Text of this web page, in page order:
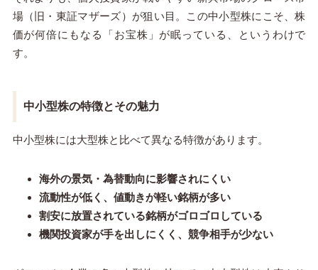
場（旧・東証マザーズ）が狙い目。この中小型株にこそ、株
価が何倍にもなる「お宝株」が眠っている、というわけで
す。
中小型株の特徴とその魅力
中小型株には大型株と比べて異なる特徴があります。
海外の景気・為替動向に影響されにくい
流動性が低く、値動きが軽い銘柄が多い
割安に放置されている銘柄がゴロゴロしている
機関投資家が手を出しにくく、競争相手が少ない